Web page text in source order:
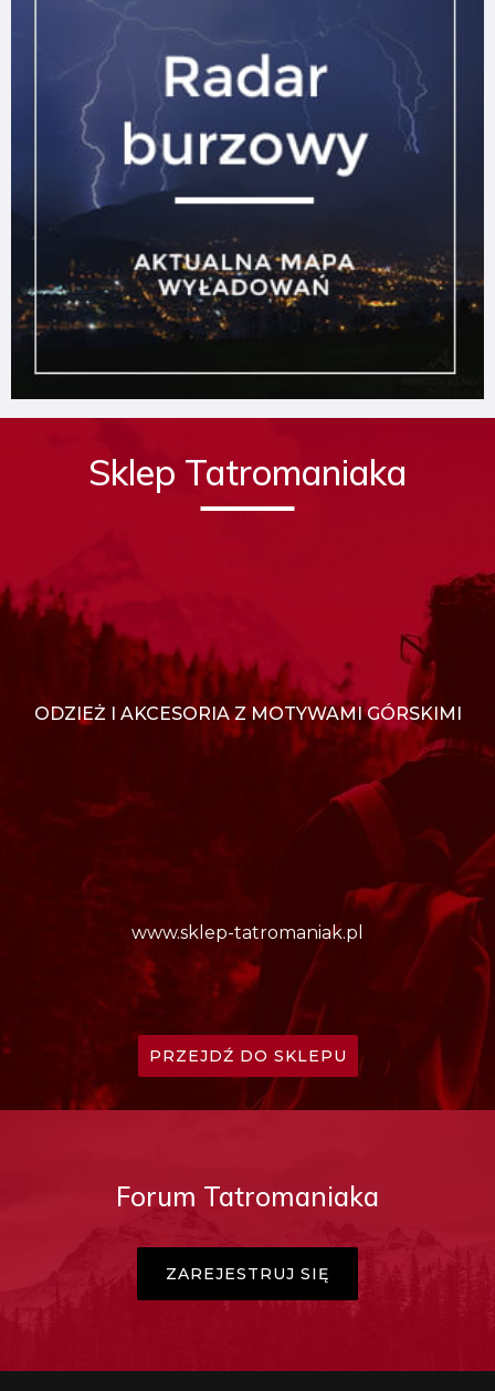
Sklep Tatromaniaka
ODZIEŻ I AKCESORIA Z MOTYWAMI GÓRSKIMI
www.sklep-tatromaniak.pl
PRZEJDŹ DO SKLEPU
Forum Tatromaniaka
ZAREJESTRUJ SIĘ